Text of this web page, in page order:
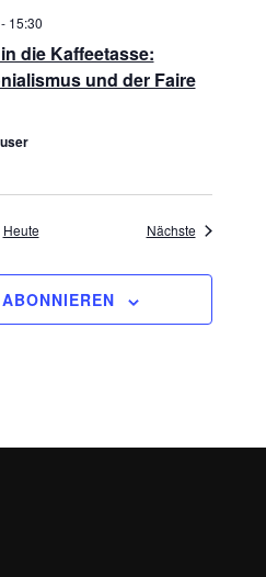
die Kaffeetasse:
und der Faire
- 15:30
Heute Nächste